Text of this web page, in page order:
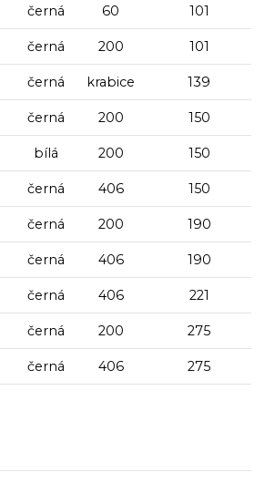
černá 60 101
černá 200 101
černá krabice 139
černá 200 150
bílá 200 150
černá 406 150
černá 200 190
černá 406 190
černá 406 221
černá 200 275
černá 406 275